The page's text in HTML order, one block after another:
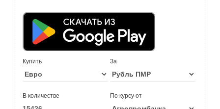
Купить За
В количестве По курсу от